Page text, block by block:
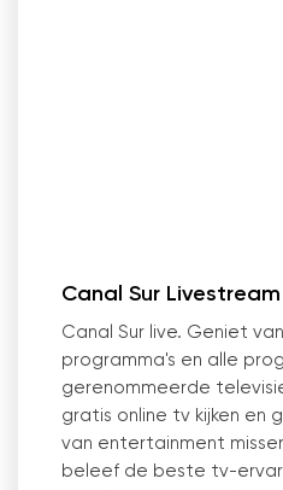
Canal Sur Livestream
Canal Sur live. Geniet
programma's en alle
gerenommeerde
gratis online tv kijken en
van entertainment
beleef de beste tv-